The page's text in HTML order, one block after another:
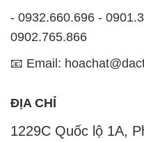
- 0932.660.696 -
0902.765.866
📧 Email:
ĐỊA CHỈ
1229C Quốc lộ 1A,